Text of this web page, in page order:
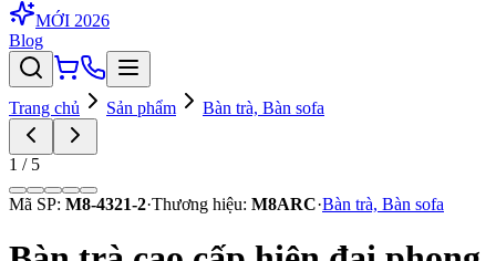
MỚI 2026
Blog
Trang chủ Sản phẩm Bàn trà, Bàn sofa
1 / 5
Mã SP: M8-4321-2·Thương hiệu: M8ARC·Bàn trà, Bàn sofa